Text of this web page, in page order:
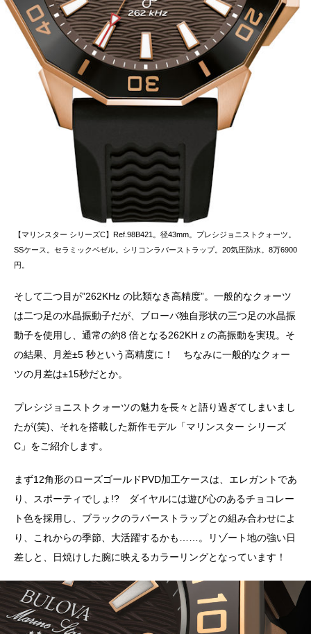
【マリンスター シリーズC】Ref.98B421。径43mm。プレシジョニストクォーツ。
SSケース。セラミックベゼル。シリコンラバーストラップ。20気圧防水。8万6900
円。
そして二つ目が”262KHz の比類なき高精度”。一般的なクォーツ
は二つ足の水晶振動子だが、ブローバ独自形状の三つ足の水晶振
動子を使用し、通常の約8 倍となる262KHｚの高振動を実現。そ
の結果、月差±5 秒という高精度に！ ちなみに一般的なクォー
ツの月差は±15秒だとか。
プレシジョニストクォーツの魅力を長々と語り過ぎてしまいまし
たが(笑)、それを搭載した新作モデル「マリンスター シリーズ
C」をご紹介します。
まず12角形のローズゴールドPVD加工ケースは、エレガントであ
り、スポーティでしょ!? ダイヤルには遊び心のあるチョコレー
ト色を採用し、ブラックのラバーストラップとの組み合わせによ
り、これからの季節、大活躍するかも……。リゾート地の強い日
差しと、日焼けした腕に映えるカラーリングとなっています！